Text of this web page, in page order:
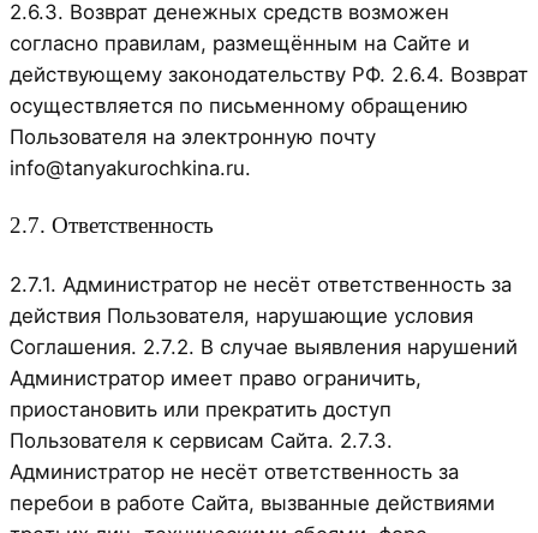
2.6.3. Возврат денежных средств возможен
согласно правилам, размещённым на Сайте и
действующему законодательству РФ. 2.6.4. Возврат
осуществляется по письменному обращению
Пользователя на электронную почту
info@tanyakurochkina.ru.
2.7. Ответственность
2.7.1. Администратор не несёт ответственность за
действия Пользователя, нарушающие условия
Соглашения. 2.7.2. В случае выявления нарушений
Администратор имеет право ограничить,
приостановить или прекратить доступ
Пользователя к сервисам Сайта. 2.7.3.
Администратор не несёт ответственность за
перебои в работе Сайта, вызванные действиями